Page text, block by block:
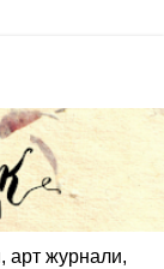
арт журнали,